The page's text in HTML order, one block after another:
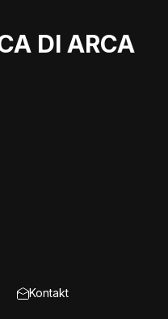
DI ARCA
Kontakt